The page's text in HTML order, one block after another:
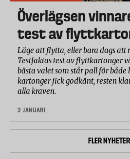
Överlägsen
test av
Läge att flytta, eller bara dags att
Testfaktas test av flyttkartonger
bästa valet som står pall för både
kartonger fick godkänt, resten
alla kraven.
2 JANUARI
FLER NYHETER